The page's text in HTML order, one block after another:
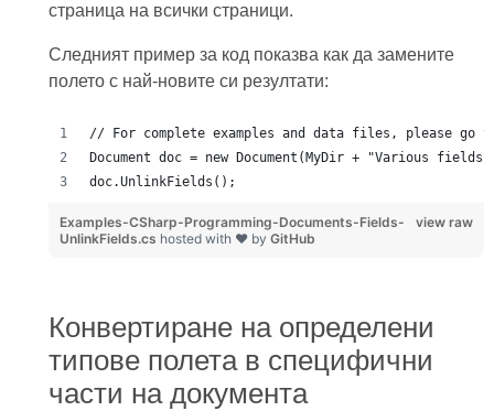
страница на всички страници.
Следният пример за код показва как да замените
полето с най-новите си резултати:
// For complete examples and data files, please go
Document doc = new Document(MyDir + "Various
doc.UnlinkFields();
view raw
Examples-CSharp-Programming-Documents-Fields-
UnlinkFields.cs hosted with ❤ by GitHub
Конвертиране на определени
типове полета в специфични
части на документа